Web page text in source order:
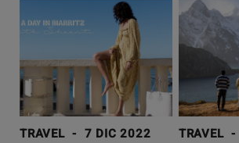
TRAVEL - 7 DIC 2022 TRAVEL -